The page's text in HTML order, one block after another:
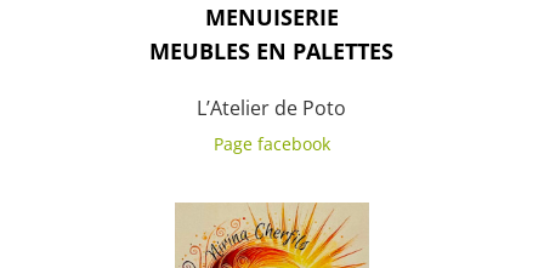
MENUISERIE
MEUBLES EN PALETTES
L’Atelier de Poto
Page facebook